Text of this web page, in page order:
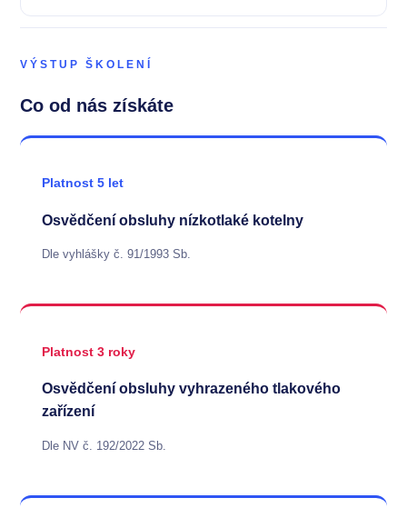
VÝSTUP ŠKOLENÍ
Co od nás získáte
Platnost 5 let
Osvědčení obsluhy nízkotlaké kotelny
Dle vyhlášky č. 91/1993 Sb.
Platnost 3 roky
Osvědčení obsluhy vyhrazeného tlakového
zařízení
Dle NV č. 192/2022 Sb.